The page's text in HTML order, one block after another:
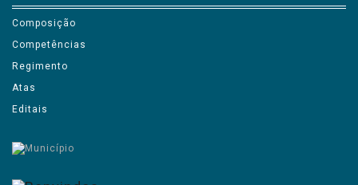
Composição
Competências
Regimento
Atas
Editais